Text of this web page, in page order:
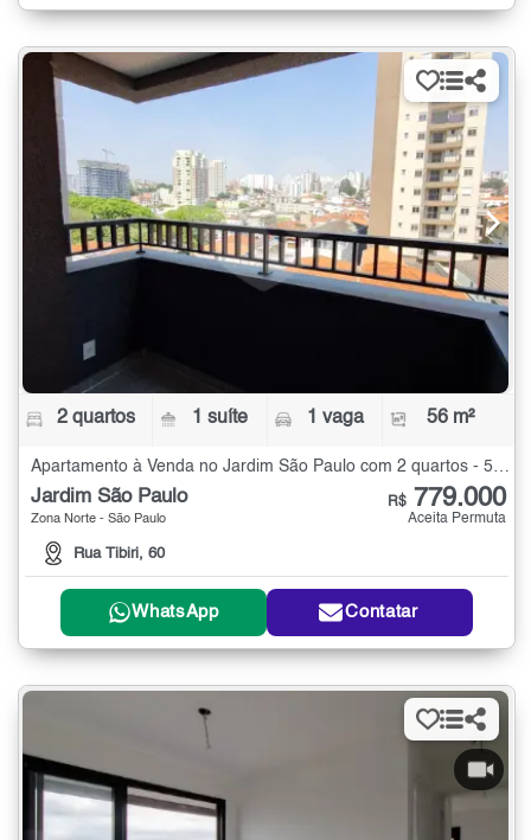
2 quartos 1 suíte 1 vaga 56 m²
Jardim São Paulo
Zona Norte - São Paulo
Rua Tibiri, 60
R$ 779.000
Aceita Permuta
WhatsApp Contatar